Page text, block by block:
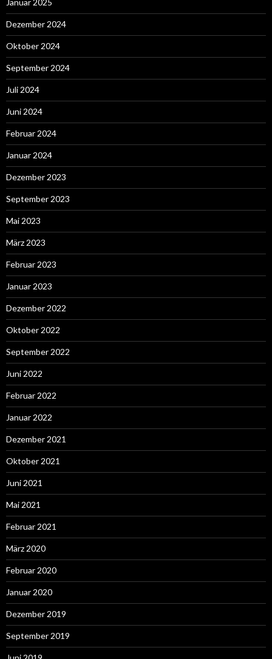
Dezember 2024
Oktober 2024
September 2024
Juli 2024
Juni 2024
Februar 2024
Januar 2024
Dezember 2023
September 2023
Mai 2023
März 2023
Februar 2023
Januar 2023
Dezember 2022
Oktober 2022
September 2022
Juni 2022
Februar 2022
Januar 2022
Dezember 2021
Oktober 2021
Juni 2021
Mai 2021
Februar 2021
März 2020
Februar 2020
Januar 2020
Dezember 2019
September 2019